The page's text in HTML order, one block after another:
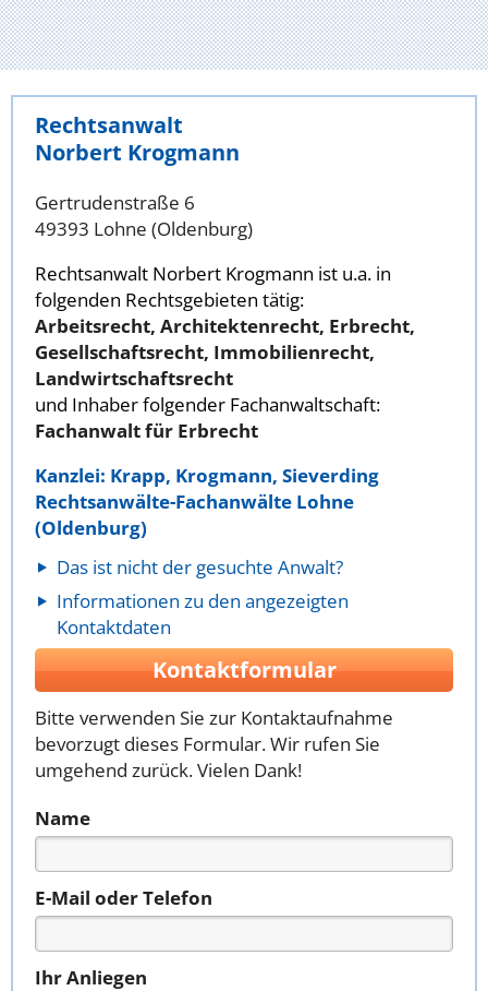
Rechtsanwalt
Norbert Krogmann
Gertrudenstraße 6
49393 Lohne (Oldenburg)
Rechtsanwalt Norbert Krogmann ist u.a. in
folgenden Rechtsgebieten tätig:
Arbeitsrecht, Architektenrecht, Erbrecht,
Gesellschaftsrecht, Immobilienrecht,
Landwirtschaftsrecht
und Inhaber folgender Fachanwaltschaft:
Fachanwalt für Erbrecht
Kanzlei: Krapp, Krogmann, Sieverding
Rechtsanwälte-Fachanwälte Lohne
(Oldenburg)
Das ist nicht der gesuchte Anwalt?
Informationen zu den angezeigten
Kontaktdaten
Kontaktformular
Bitte verwenden Sie zur Kontaktaufnahme
bevorzugt dieses Formular. Wir rufen Sie
umgehend zurück. Vielen Dank!
Name
E-Mail oder Telefon
Ihr Anliegen